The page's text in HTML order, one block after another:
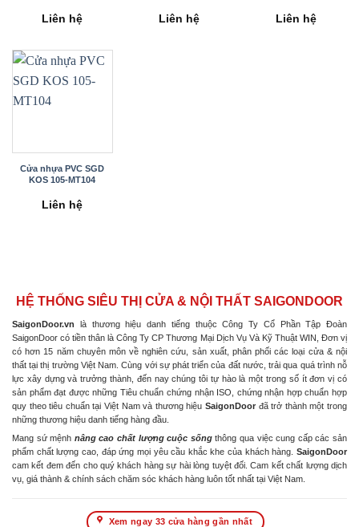
Liên hệ Liên hệ Liên hệ
Cửa nhựa PVC SGD
KOS 105-MT104
Liên hệ
HỆ THỐNG SIÊU THỊ CỬA & NỘI THẤT SAIGONDOOR
SaigonDoor.vn là thương hiệu danh tiếng thuộc Công Ty Cổ Phần Tập Đoàn
SaigonDoor có tiền thân là Công Ty CP Thương Mại Dịch Vụ Và Kỹ Thuật WIN, Đơn vị
có hơn 15 năm chuyên môn về nghiên cứu, sản xuất, phân phối các loại cửa & nội
thất tại thị trường Việt Nam. Cùng với sự phát triển của đất nước, trải qua quá trình nỗ
lực xây dựng và trưởng thành, đến nay chúng tôi tự hào là một trong số ít đơn vị có
sản phẩm đạt được những Tiêu chuẩn chứng nhận ISO, chứng nhận hợp chuẩn hợp
quy theo tiêu chuẩn tại Việt Nam và thương hiệu SaigonDoor đã trở thành một trong
những thương hiệu danh tiếng hàng đầu.
Mang sứ mệnh nâng cao chất lượng cuộc sốngthông qua việc cung cấp các sản
phẩm chất lượng cao, đáp ứng mọi yêu cầu khắc khe của khách hàng. SaigonDoor
cam kết đem đến cho quý khách hàng sự hài lòng tuyệt đối. Cam kết chất lượng dịch
vụ, giá thành & chính sách chăm sóc khách hàng luôn tốt nhất tại Việt Nam.
Xem ngay 33 cửa hàng gần nhất